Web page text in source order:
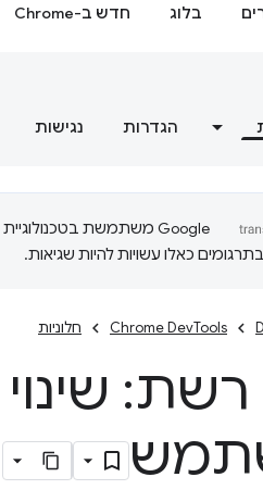
בלוג חדש ב-Chrome
הגדרות נגישות
כאלו עשויות להיות שגיאות.
Chrome DevTools חלוניות
רשת: